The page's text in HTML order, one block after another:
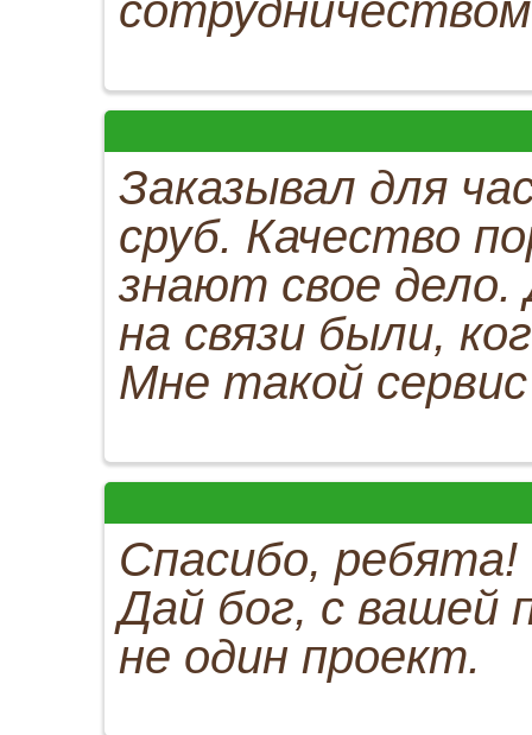
Заказывал для
сруб. Качество
знают свое дело.
на связи были,
Мне такой
Спасибо,
Дай бог, с
не один проект.